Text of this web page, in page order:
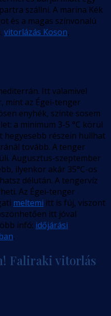
szállni. A marina Kék
és a magas színvonalú
vitorlázás Koson,
Itt valamivel
mint az Égei-tenger
enyhék, szinte sosem
a minimum 3-5 °C körül
hegyesebb részein hullhat
tovább. A tenger
Augusztus-szeptember
ilyenkor akár 35°C-os
délután. A tengervíz
Az Égei-tenger
meltemi itt is fúj, viszont
itt jóval
infó: időjárási
.
Faliraki vitorlás